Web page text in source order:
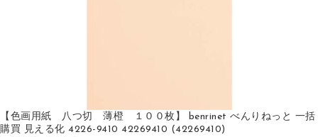
【色画用紙 八つ切 薄橙 １００枚】 benrinet べんりねっと 一括
購買 見える化 4226-9410 42269410 (42269410)